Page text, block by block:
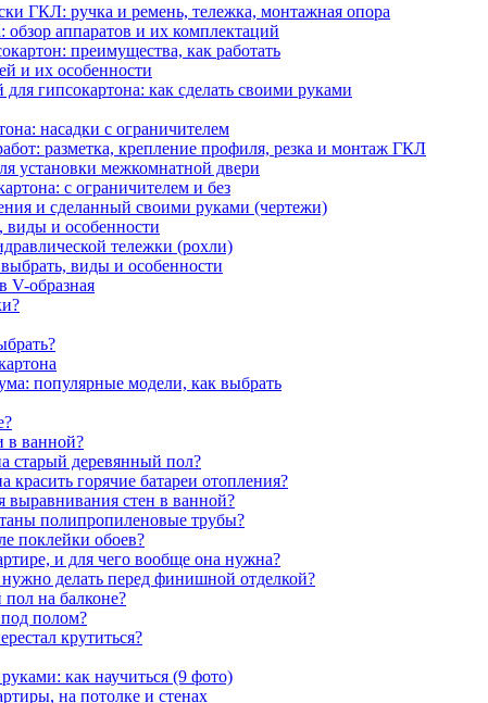
ГКЛ: ручка и ремень, тележка, монтажная опора
аппаратов и их комплектаций
преимущества, как работать
и их особенности
гипсокартона: как сделать своими руками
насадки с ограничителем
разметка, крепление профиля, резка и монтаж ГКЛ
установки межкомнатной двери
с ограничителем и без
и сделанный своими руками (чертежи)
виды и особенности
тележки (рохли)
виды и особенности
V-образная
популярные модели, как выбрать
в ванной?
старый деревянный пол?
горячие батареи отопления?
выравнивания стен в ванной?
полипропиленовые трубы?
поклейки обоев?
и для чего вообще она нужна?
делать перед финишной отделкой?
на балконе?
полом?
крутиться?
как научиться (9 фото)
на потолке и стенах